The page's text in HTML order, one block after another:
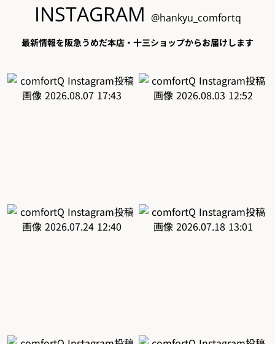
INSTAGRAM @hankyu_comfortq
最新情報を阪急うめだ本店・十三ショップからお届けします